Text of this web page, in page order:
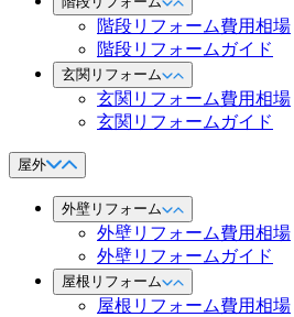
階段リフォーム費用相場
階段リフォームガイド
玄関リフォーム
玄関リフォーム費用相場
玄関リフォームガイド
屋外
外壁リフォーム
外壁リフォーム費用相場
外壁リフォームガイド
屋根リフォーム
屋根リフォーム費用相場